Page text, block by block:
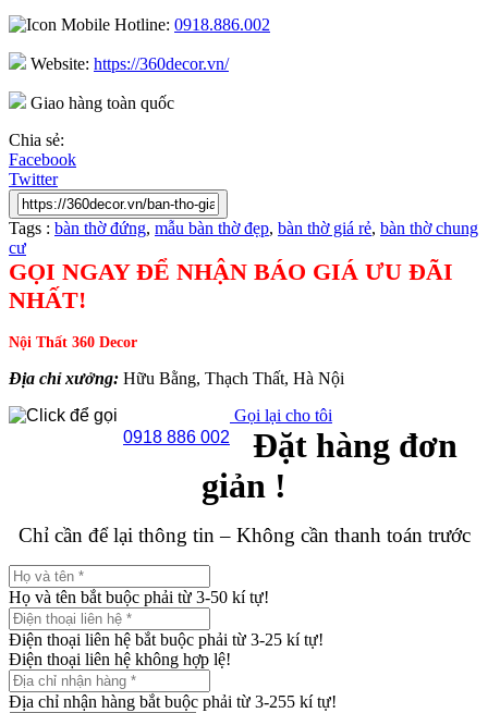
Hotline: 0918.886.002
Website: https://360decor.vn/
Giao hàng toàn quốc
Chia sẻ:
Facebook
Twitter
Tags : bàn thờ đứng, mẫu bàn thờ đẹp, bàn thờ giá rẻ, bàn thờ chung
cư
GỌI NGAY ĐỂ NHẬN BÁO GIÁ ƯU ĐÃI
NHẤT!
Nội Thất 360 Decor
Địa chỉ xưởng: Hữu Bằng, Thạch Thất, Hà Nội
0918 886 002
Gọi lại cho tôi
Đặt hàng đơn
giản !
Chỉ cần để lại thông tin – Không cần thanh toán trước
Họ và tên bắt buộc phải từ 3-50 kí tự!
Điện thoại liên hệ bắt buộc phải từ 3-25 kí tự!
Điện thoại liên hệ không hợp lệ!
Địa chỉ nhận hàng bắt buộc phải từ 3-255 kí tự!